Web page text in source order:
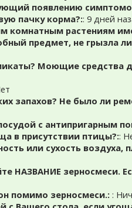
появлению
пачку корма?:: 9 дней
комнатным растениям
предмет, не грызла
Моющие средства
запахов? Не было ли
с антипригарным
в присутствии птицы?::
или сухость
НАЗВАНИЕ зерносмеси.
помимо зерносмеси.::